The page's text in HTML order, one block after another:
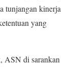
tunjangan kinerja
yang
ASN di sarankan